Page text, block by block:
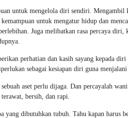
untuk mengelola diri sendiri. Mengambil
untuk mengatur hidup dan
Juga melibatkan rasa percaya
perhatian dan kasih sayang kepada
sebagai kesiapan diri guna
aset perlu dijaga. Dan percayalah
bersih, dan rapi.
yang dibutuhkan tubuh. Tahu kapan harus